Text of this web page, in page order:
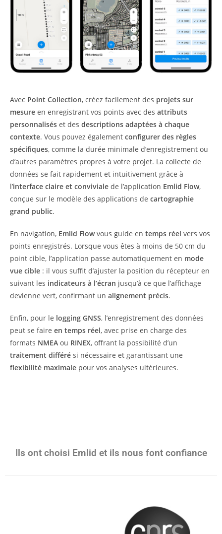
Avec Point Collection, créez facilement des projets sur
mesure en enregistrant vos points avec des attributs
personnalisés et des descriptions adaptées à chaque
contexte. Vous pouvez également configurer des règles
spécifiques, comme la durée minimale d’enregistrement ou
d’autres paramètres propres à votre projet. La collecte de
données se fait rapidement et intuitivement grâce à
l’interface claire et conviviale de l’application Emlid Flow,
conçue sur le modèle des applications de cartographie
grand public.
En navigation, Emlid Flowvous guide en temps réel vers vos
points enregistrés. Lorsque vous êtes à moins de 50 cm du
point cible, l’application passe automatiquement en mode
vue cible : il vous suffit d’ajuster la position du récepteur en
suivant les indicateurs à l’écran jusqu’à ce que l’affichage
devienne vert, confirmant un alignement précis.
Enfin, pour le logging GNSS, l’enregistrement des données
peut se faire en temps réel, avec prise en charge des
formats NMEA ou RINEX, offrant la possibilité d’un
traitement différé si nécessaire et garantissant une
flexibilité maximale pour vos analyses ultérieures.
Ils ont choisi Emlid et ils nous font confiance